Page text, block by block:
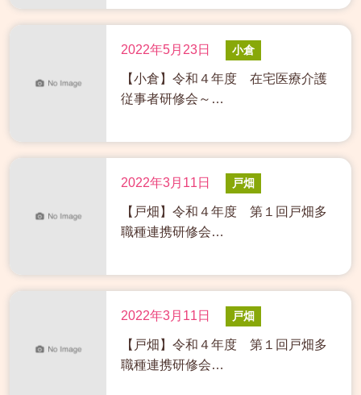
2022年5月23日 小倉
【小倉】令和４年度 在宅医療介護
従事者研修会～…
2022年3月11日 戸畑
【戸畑】令和４年度 第１回戸畑多
職種連携研修会…
2022年3月11日 戸畑
【戸畑】令和４年度 第１回戸畑多
職種連携研修会…